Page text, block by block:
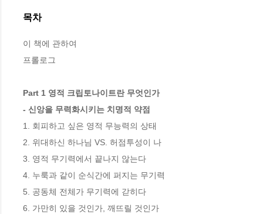
목차
이 책에 관하여
프롤로그
Part 1 영적 크립토나이트란 무엇인가
- 신앙을 무력화시키는 치명적 약점
1. 회피하고 싶은 영적 무능력의 상태
2. 위대하신 하나님 VS. 허점투성이 나
3. 영적 무기력에서 끝나지 않는다
4. 누룩과 같이 순식간에 퍼지는 무기력
5. 공동체 전체가 무기력에 갇히다
6. 가만히 있을 것인가, 깨뜨릴 것인가